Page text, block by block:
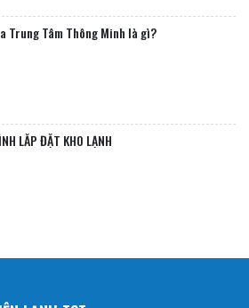
Trung Tâm Thông Minh là gì?
LẮP ĐẶT KHO LẠNH